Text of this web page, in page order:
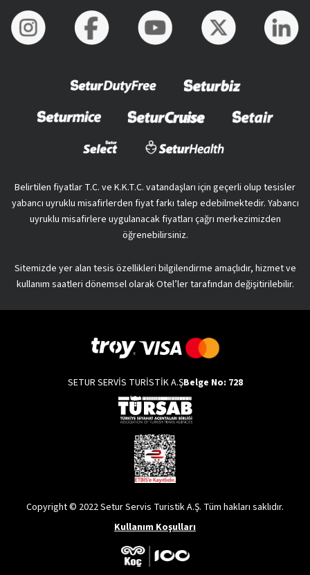
Belirtilen fiyatlar T.C. ve K.K.T.C. vatandaşları için geçerli olup tesisler
yabancı uyruklu misafirlerden fiyat farkı talep edebilmektedir. Yabancı
uyruklu misafirlere uygulanacak fiyatları çağrı merkezimizden
öğrenebilirsiniz.
Sitemizde yer alan tesis özellikleri bilgilendirme amaçlıdır, hizmet ve
kullanım saatleri dönemsel olarak Otel’ler tarafından değişitirilebilir.
SETUR SERVİS TURİSTİK A.ŞBelge No: 728
Copyright © 2022 Setur Servis Turistik A.Ş. Tüm hakları saklıdır.
Kullanım Koşulları